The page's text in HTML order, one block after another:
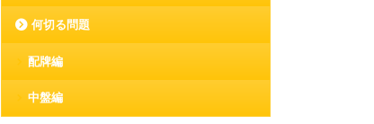
何切る問題
配牌編
中盤編